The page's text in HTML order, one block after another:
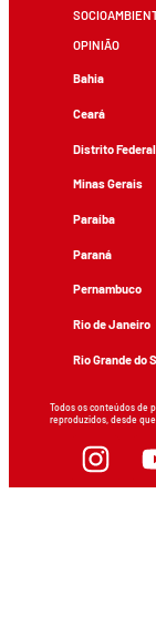
OPINIÃO
Bahia
Ceará
Distrito Federal
Minas Gerais
Paraíba
Paraná
Pernambuco
Rio de Janeiro
Rio Grande do
Todos os conteúdos de
reproduzidos, desde